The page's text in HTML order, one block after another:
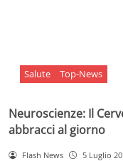
Salute Top-News
Neuroscienze: Il
abbracci al giorno
Flash News 5 Luglio